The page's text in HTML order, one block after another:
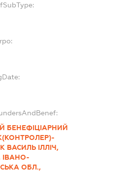
БЕНЕФІЦІАРНИЙ
ВАСИЛЬ ІЛЛІЧ,
ІВАНО-
ОБЛ.,